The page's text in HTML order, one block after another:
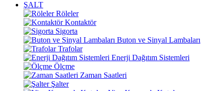
ŞALT
Röleler
Kontaktör
Sigorta
Buton ve Sinyal Lambaları
Trafolar
Enerji Dağıtım Sistemleri
Ölçme
Zaman Saatleri
Şalter